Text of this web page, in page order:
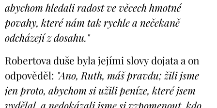
abychom hledali radost ve věcech hmotné
povahy, které nám tak rychle a nečekaně
odcházejí z dosahu."
Robertova duše byla jejími slovy dojata a on
odpověděl: "Ano, Ruth, máš pravdu; žili jsme
jen proto, abychom si užili peníze, které jsem
vydělal, a nedokázali jsme si vzpomenout, kdo